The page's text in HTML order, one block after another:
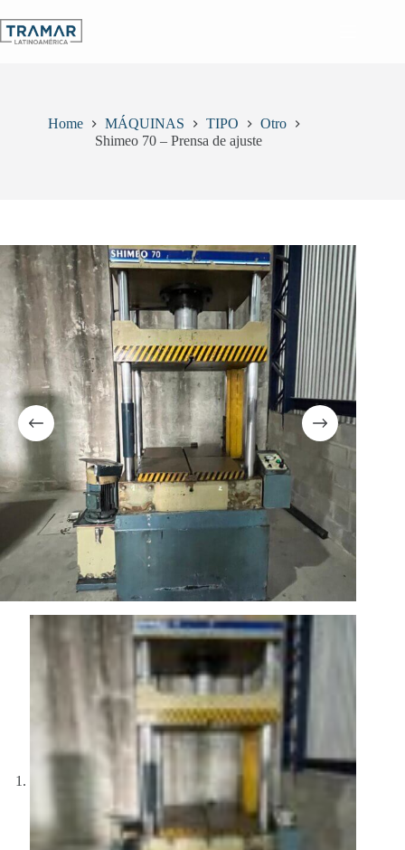
to
content
Home MÁQUINAS TIPO
Otro
Shimeo 70 – Prensa de ajuste